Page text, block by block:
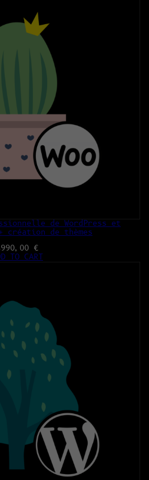
de WordPress et
+ création de thèmes
€
TO CART